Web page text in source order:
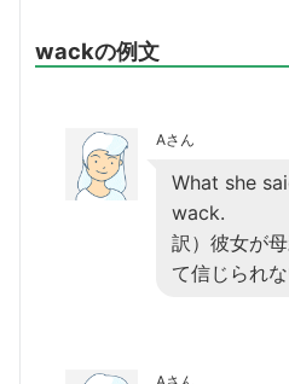
wackの例文
Aさん
What she
wack.
訳）彼女が
て信じられな